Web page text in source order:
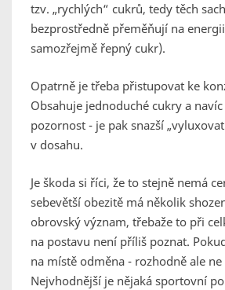
tzv. „rychlých“ cukrů, tedy těch
bezprostředně přeměňují na
samozřejmě řepný cukr).
Opatrně je třeba přistupovat ke
Obsahuje jednoduché cukry a
pozornost - je pak snazší
v dosahu.
Je škoda si říci, že to stejně nemá
sebevětší obezitě má několik
obrovský význam, třebaže to při
na postavu není příliš poznat.
na místě odměna - rozhodně ale
Nejvhodnější je nějaká sportovní